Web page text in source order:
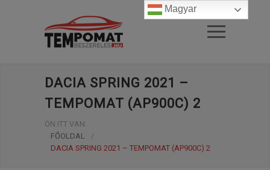
DACIA SPRING 2021 –
TEMPOMAT (AP900C) 2
ÖN ITT VAN:
FŐOLDAL
/
DACIA SPRING 2021 – TEMPOMAT (AP900C) 2
Magyar